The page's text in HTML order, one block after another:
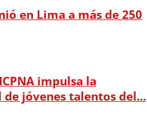
en Lima a más de 250
impulsa la
jóvenes talentos del...